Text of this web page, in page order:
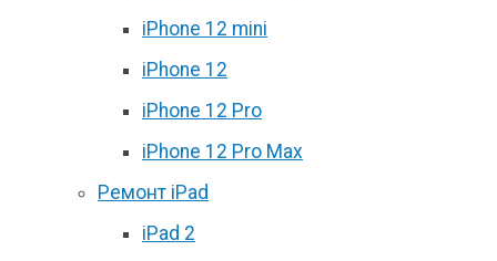
iPhone 12 mini
iPhone 12
iPhone 12 Pro
iPhone 12 Pro Max
Ремонт iPad
iPad 2